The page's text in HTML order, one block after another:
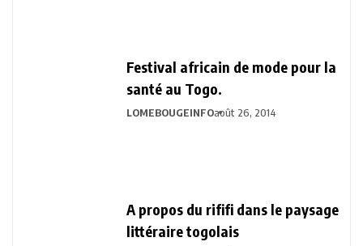
Festival africain de mode pour la
santé au Togo.
LOMEBOUGEINFOaoût 26, 2014
A propos du rififi dans le paysage
littéraire togolais